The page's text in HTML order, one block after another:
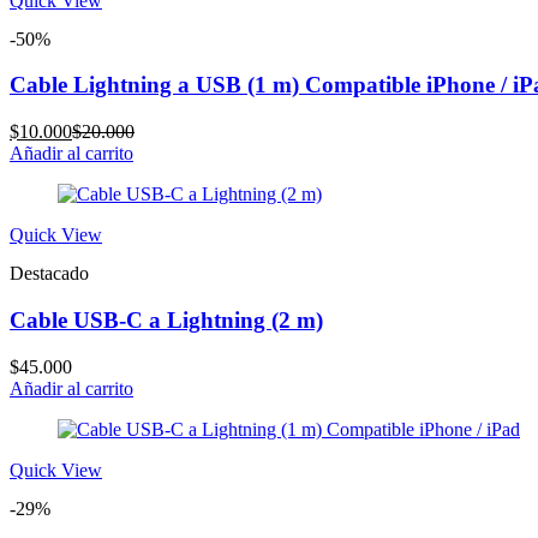
-50%
Cable Lightning a USB (1 m) Compatible iPhone /
$10.000Current
price
$10.000.
$20.000Original
$20.000.
Añadir al carrito
Quick View
Destacado
Cable USB-C a Lightning (2 m)
$45.000
Añadir al carrito
Quick View
-29%